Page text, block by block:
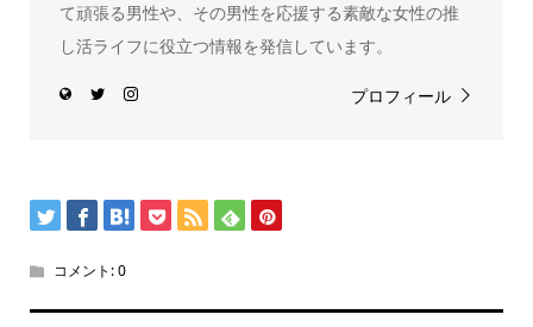
て頑張る男性や、その男性を応援する素敵な女性の推
し活ライフに役立つ情報を発信しています。
プロフィール
コメント:0